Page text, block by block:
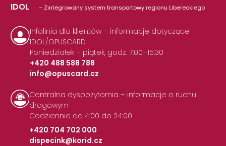
IDOL – Zintegrowany system transportowy regionu Libereckiego
Infolinia dla klientów – informacje dotyczące
IDOL/OPUSCARD
Poniedziałek – piątek, godz. 7:00–15:30
+420 488 588 788
|
info@opuscard.cz
Centralna dyspozytornia – informacje o ruchu
drogowym
Codziennie od 4:00 do 24:00
+420 704 702 000
|
dispecink@korid.cz